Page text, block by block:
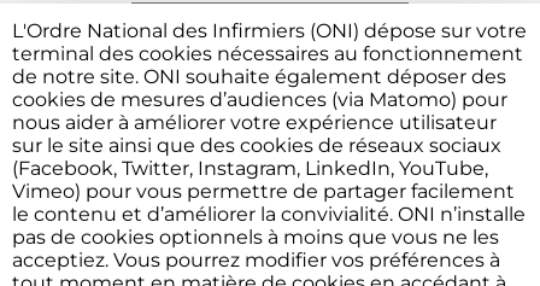
Trouvez votre CDOI
Contacter l'ONI
Vous avez besoin de déposer une plainte ou faire un
signalement devant l'Ordre ?Cliquez ici
L'Ordre National des Infirmiers (ONI) dépose sur votre
terminal des cookies nécessaires au fonctionnement
de notre site. ONI souhaite également déposer des
cookies de mesures d’audiences (via Matomo) pour
nous aider à améliorer votre expérience utilisateur
sur le site ainsi que des cookies de réseaux sociaux
(Facebook, Twitter, Instagram, LinkedIn, YouTube,
Vimeo) pour vous permettre de partager facilement
le contenu et d’améliorer la convivialité. ONI n’installe
pas de cookies optionnels à moins que vous ne les
acceptiez. Vous pourrez modifier vos préférences à